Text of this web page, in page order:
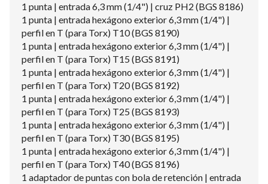
1 punta | entrada 6,3 mm (1/4") | cruz PH2 (BGS 8186)
1 punta | entrada hexágono exterior 6,3 mm (1/4") |
perfil en T (para Torx) T10 (BGS 8190)
1 punta | entrada hexágono exterior 6,3 mm (1/4") |
perfil en T (para Torx) T15 (BGS 8191)
1 punta | entrada hexágono exterior 6,3 mm (1/4") |
perfil en T (para Torx) T20 (BGS 8192)
1 punta | entrada hexágono exterior 6,3 mm (1/4") |
perfil en T (para Torx) T25 (BGS 8193)
1 punta | entrada hexágono exterior 6,3 mm (1/4") |
perfil en T (para Torx) T30 (BGS 8195)
1 punta | entrada hexágono exterior 6,3 mm (1/4") |
perfil en T (para Torx) T40 (BGS 8196)
1 adaptador de puntas con bola de retención | entrada